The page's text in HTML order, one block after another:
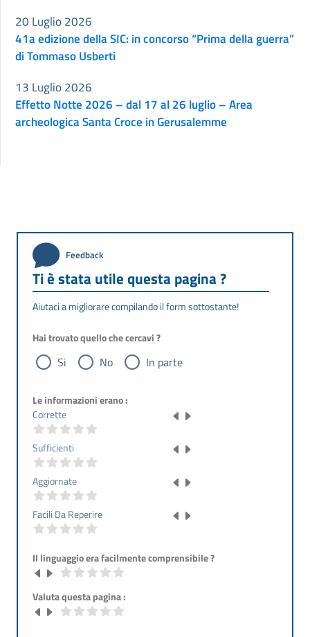
41a edizione della SIC: in concorso “Prima della guerra”
di Tommaso Usberti
20 Luglio 2026
Effetto Notte 2026 – dal 17 al 26 luglio – Area
archeologica Santa Croce in Gerusalemme
13 Luglio 2026
Feedback
Ti è stata utile questa pagina ?
Aiutaci a migliorare compilando il form sottostante!
Hai trovato quello che cercavi ?
Si No In parte
Le informazioni erano :
Corrette
Sufficienti
Aggiornate
Facili Da Reperire
Il linguaggio era facilmente comprensibile ?
Valuta questa pagina :